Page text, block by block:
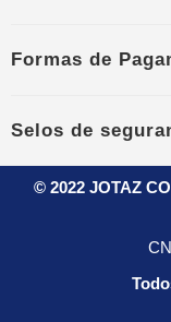
Formas de
Selos de
© 2022 JOTAZ